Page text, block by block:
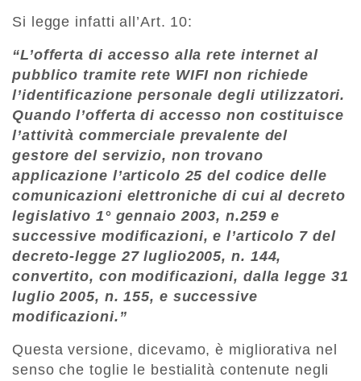
Si legge infatti all’Art. 10:
“L’offerta di accesso alla rete internet al
pubblico tramite rete WIFI non richiede
l’identificazione personale degli utilizzatori.
Quando l’offerta di accesso non costituisce
l’attività commerciale prevalente del
gestore del servizio, non trovano
applicazione l’articolo 25 del codice delle
comunicazioni elettroniche di cui al decreto
legislativo 1° gennaio 2003, n.259 e
successive modificazioni, e l’articolo 7 del
decreto-legge 27 luglio2005, n. 144,
convertito, con modificazioni, dalla legge 31
luglio 2005, n. 155, e successive
modificazioni.”
Questa versione, dicevamo, è migliorativa nel
senso che toglie le bestialità contenute negli